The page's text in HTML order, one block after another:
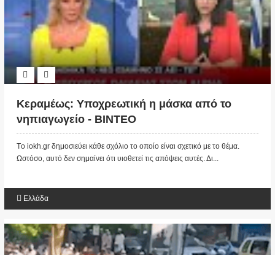
Κεραμέως: Υποχρεωτική η μάσκα από το
νηπιαγωγείο - ΒΙΝΤΕΟ
Tο iokh.gr δημοσιεύει κάθε σχόλιο το οποίο είναι σχετικό με το θέμα.
Ωστόσο, αυτό δεν σημαίνει ότι υιοθετεί τις απόψεις αυτές. Δι...
Ελλάδα